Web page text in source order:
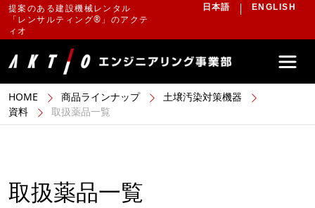
提案のある建設機械レンタル
「レンサルティング®」のアクテ
ィオ
日本語 ENGLISH
HOME 商品ラインナップ
土壌汚染対策機器
資料
取扱薬品一覧
取扱薬品一覧